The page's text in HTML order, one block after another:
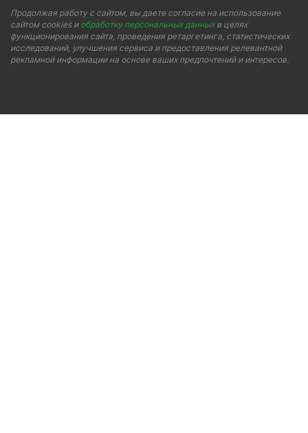
Продолжая работу с сайтом, вы даете согласие на использование
сайтом cookies и обработку персональных данныхв целях
функционирования сайта, проведения ретаргетинга, статистических
исследований, улучшения сервиса и предоставления релевантной
рекламной информации на основе ваших предпочтений и интересов.